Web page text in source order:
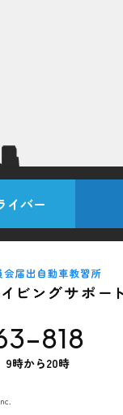
イバー
818
時から20時